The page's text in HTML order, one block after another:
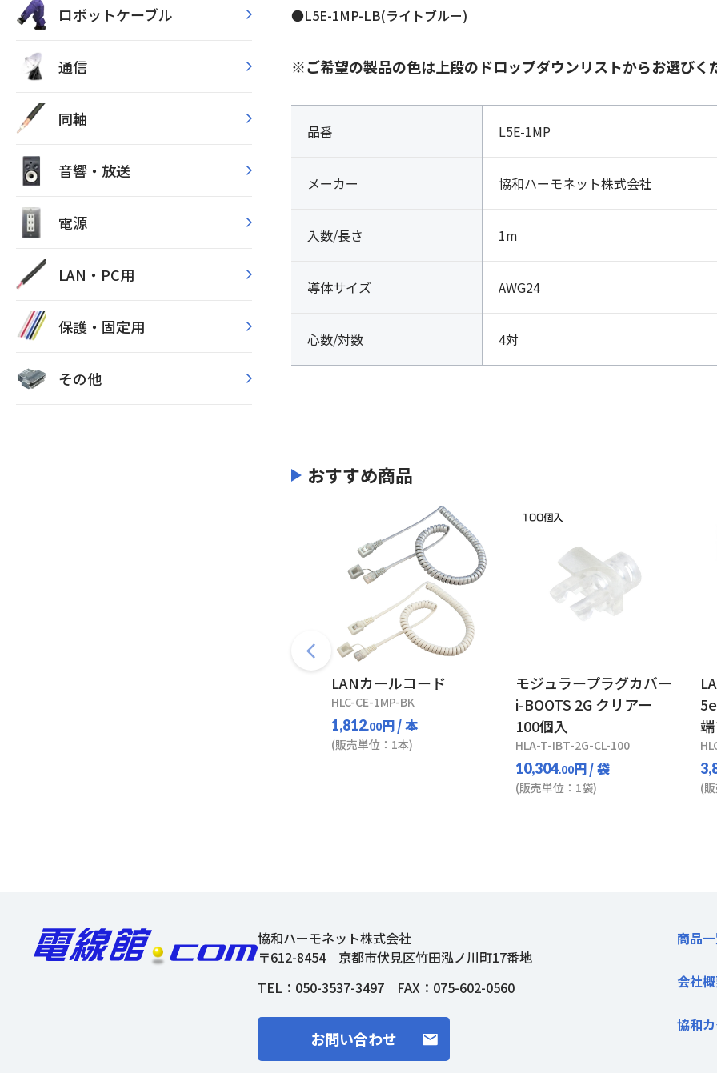
ロボットケーブル
通信
同軸
音響・放送
電源
LAN・PC用
保護・固定用
その他
●L5E-1MP-LB(ライトブルー)
※ご希望の製品の色は上段のドロップダウンリストからお選びく
品番 L5E-1MP
メーカー 協和ハーモネット株式会社
入数/長さ 1m
導体サイズ AWG24
心数/対数 4対
おすすめ商品
LANカールコード
HLC-CE-1MP-BK
1,812.00円/ 本
(販売単位：1本)
モジュラープラグカバー
i-BOOTS 2G クリアー
100個入
HLA-T-IBT-2G-CL-100
10,304.00円/ 袋
(販売単位：1袋) (
協和ハーモネット株式会社
〒612-8454 京都市伏見区竹田泓ノ川町17番地
TEL： 050-3537-3497 FAX：075-602-0560
お問い合わせ
商品
会社
協和